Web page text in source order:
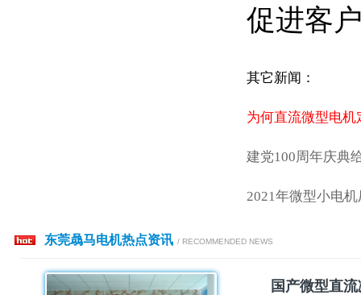
促进客
其它新闻：
为何直流微型电
建党100周年庆典
2021年微型小电
东莞骉马电机热点资讯 / RECOMMENDED NEWS
国产微型直